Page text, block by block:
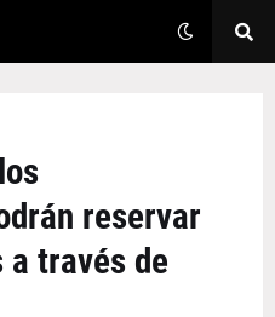
reservar
a través de